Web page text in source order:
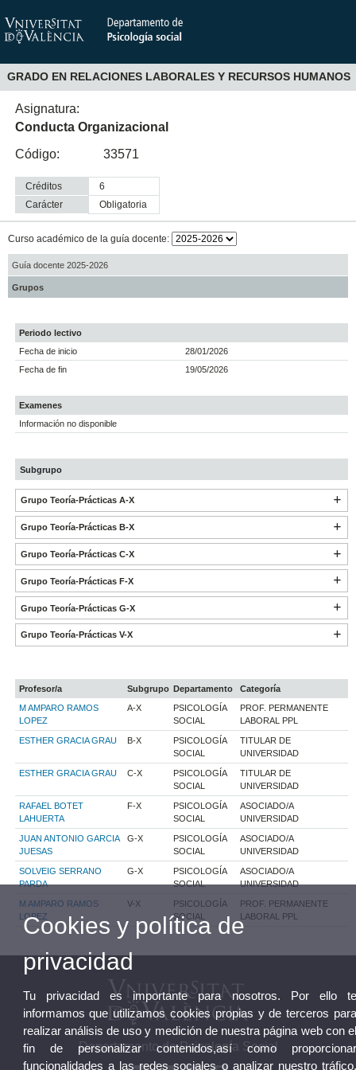
GRADO EN RELACIONES LABORALES Y RECURSOS HUMANOS
Asignatura:
Conducta Organizacional
Código:
33571
Créditos
6
Carácter
obligatoria
Curso académico de la guía docente:
Guía docente 2025-2026
Grupos
Periodo lectivo
Fecha de inicio
28/01/2026
Fecha de fin
19/05/2026
Examenes
Información no disponible
Subgrupo
Grupo Teoría-Prácticas A-X
Grupo Teoría-Prácticas B-X
Grupo Teoría-Prácticas C-X
Grupo Teoría-Prácticas F-X
Grupo Teoría-Prácticas G-X
Grupo Teoría-Prácticas V-X
Profesor/a Subgrupo Departamento
Categoría
M AMPARO RAMOS
LOPEZ
A-X
PSICOLOGÍA
SOCIAL
PROF. PERMANENTE
LABORAL PPL
ESTHER GRACIA GRAU B-X
PSICOLOGÍA
SOCIAL
TITULAR DE
UNIVERSIDAD
ESTHER GRACIA GRAU C-X
PSICOLOGÍA
SOCIAL
TITULAR DE
UNIVERSIDAD
RAFAEL BOTET
LAHUERTA
F-X
PSICOLOGÍA
SOCIAL
ASOCIADO/A
UNIVERSIDAD
JUAN ANTONIO GARCIA
JUESAS
G-X
PSICOLOGÍA
SOCIAL
ASOCIADO/A
UNIVERSIDAD
SOLVEIG SERRANO
PARDA
G-X
PSICOLOGÍA
SOCIAL
ASOCIADO/A
UNIVERSIDAD
M AMPARO RAMOS
LOPEZ
V-X
PSICOLOGÍA
SOCIAL
PROF. PERMANENTE
LABORAL PPL
Departamento de Psicología Social
Cookies y política de
privacidad
Tu privacidad es importante para nosotros. Por ello
informamos que utilizamos cookies propias y de terceros
realizar análisis de uso y medición de nuestra página web con
fin de personalizar contenidos,así como
funcionalidades a las redes sociales o analizar nuestro